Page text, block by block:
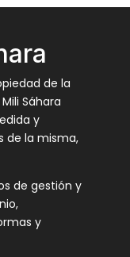
de la
Sáhara
y
de la misma,
de gestión y
y